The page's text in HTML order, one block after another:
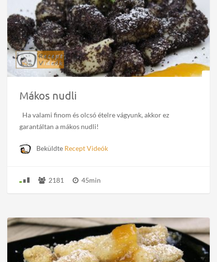
Mákos nudli
Ha valami finom és olcsó ételre vágyunk, akkor ez
garantáltan a mákos nudli!
Beküldte Recept Videók
2181 45min